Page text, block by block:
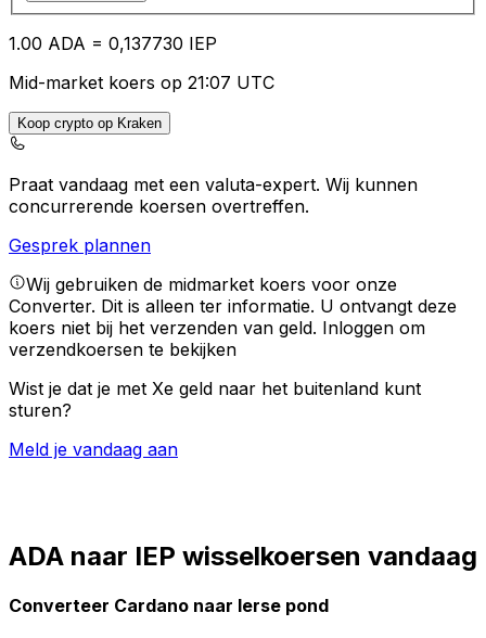
1.00 ADA = 0,137730 IEP
Mid-market koers op 21:07 UTC
Koop crypto op Kraken
Praat vandaag met een valuta-expert. Wij kunnen
concurrerende koersen overtreffen.
Gesprek plannen
Wij gebruiken de midmarket koers voor onze
Converter. Dit is alleen ter informatie. U ontvangt deze
koers niet bij het verzenden van geld. Inloggen om
verzendkoersen te bekijken
Wist je dat je met Xe geld naar het buitenland kunt
sturen?
Meld je vandaag aan
ADA naar IEP wisselkoersen vandaag
Converteer Cardano naar Ierse pond